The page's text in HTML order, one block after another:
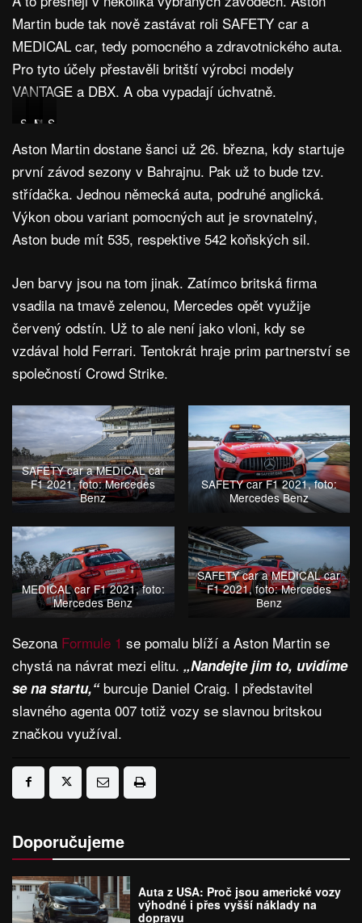
Martin bude tak nově zastávat roli SAFETY car a
MEDICAL car, tedy pomocného a zdravotnického auta.
Pro tyto účely přestavěli britští výrobci modely
VANTAGE a DBX. A oba vypadají úchvatně.
S
F
T
Y
c
a
F
0
2
1
,
o
t
o
A
s
t
o
n
M
a
r
i
n
S
F
E
T
Y
c
a
F
0
2
1
,
o
t
o
A
s
t
o
n
M
a
r
i
M
D
C
A
L
c
r
2
0
2
1
f
o
t
:
A
s
t
o
n
M
a
t
n
S
F
T
Y
c
a
r
F
0
2
1
,
o
t
o
A
o
n
M
a
r
i
n
Aston Martin dostane šanci už 26. března, kdy startuje
první závod sezony v Bahrajnu. Pak už to bude tzv.
střídačka. Jednou německá auta, podruhé anglická.
Výkon obou variant pomocných aut je srovnatelný,
Aston bude mít 535, respektive 542 koňských sil.
Jen barvy jsou na tom jinak. Zatímco britská firma
vsadila na tmavě zelenou, Mercedes opět využije
červený odstín. Už to ale není jako vloni, kdy se
vzdával hold Ferrari. Tentokrát hraje prim partnerství se
společností Crowd Strike.
SAFETY car a MEDICAL car
F1 2021, foto: Mercedes
Benz
SAFETY car F1 2021, foto:
Mercedes Benz
MEDICAL car F1 2021, foto:
Mercedes Benz
SAFETY car a MEDICAL car
F1 2021, foto: Mercedes
Benz
Sezona Formule 1 se pomalu blíží a Aston Martin se
chystá na návrat mezi elitu. „Nandejte jim to, uvidíme
se na startu,“burcuje Daniel Craig. I představitel
slavného agenta 007 totiž vozy se slavnou britskou
značkou využíval.
Doporučujeme
Auta z USA: Proč jsou americké vozy
výhodné i přes vyšší náklady na
dopravu